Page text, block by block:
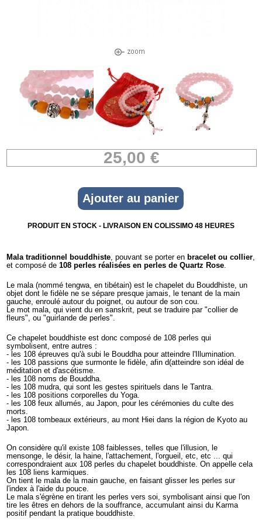
25,00 €
PRODUIT EN STOCK - LIVRAISON EN COLISSIMO 48 HEURES
Mala traditionnel bouddhiste, pouvant se porter en bracelet ou collier,
et composé de108 perles réalisées en perles de Quartz Rose.
Le mala (nommé tengwa, en tibétain) est le chapelet du Bouddhiste, un
objet dont le fidèle ne se sépare presque jamais, le tenant de la main
gauche, enroulé autour du poignet, ou autour de son cou.
Le mot mala, qui vient du en sanskrit, peut se traduire par "collier de
fleurs", ou "guirlande de perles".
Ce chapelet bouddhiste est donc composé de 108 perles qui
symbolisent, entre autres :
- les 108 épreuves qu'à subi le Bouddha pour atteindre l'Illumination.
- les 108 passions que surmonte le fidèle, afin d(atteindre son idéal de
méditation et d'ascétisme.
- les 108 noms de Bouddha.
- les 108 mudra, qui sont les gestes spirituels dans le Tantra.
- les 108 positions corporelles du Yoga.
- les 108 feux allumés, au Japon, pour les cérémonies du culte des
morts.
- les 108 tombeaux extérieurs, au mont Hiei dans la région de Kyoto au
Japon.
On considère qu'il existe 108 faiblesses, telles que l'illusion, le
mensonge, le désir, la haine, l'attachement, l'orgueil, etc, etc ... qui
correspondraient aux 108 perles du chapelet bouddhiste. On appelle cela
les 108 liens karmiques.
On tient le mala de la main gauche, en faisant glisser les perles sur
l'index à l'aide du pouce.
Le mala s'égrène en tirant les perles vers soi, symbolisant ainsi que l'on
tire les êtres en dehors de la souffrance, accumulant ainsi du Karma
positif pendant la pratique bouddhiste.